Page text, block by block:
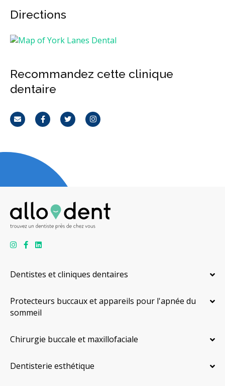
Directions
Recommandez cette clinique
dentaire
CourrielFacebookTwitterInstagram
Dentistes et cliniques dentaires
Protecteurs buccaux et appareils pour l'apnée du
sommeil
Chirurgie buccale et maxillofaciale
Dentisterie esthétique